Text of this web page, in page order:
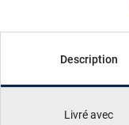
Description
Livré avec